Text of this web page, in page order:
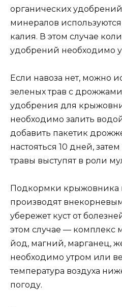
органических
минералов
калия. В этом случае
удобрений необходимо
Если навоза нет, можно
зеленых трав с дрожжами
удобрения для
необходимо залить
добавить пакетик
настояться 10 дней,
травы выступят в роли
Подкормки крыжовника
производят
убережет куст от
этом случае — комплекс
йод, магний, марганец,
необходимо утром или
температура воздуха
погоду.